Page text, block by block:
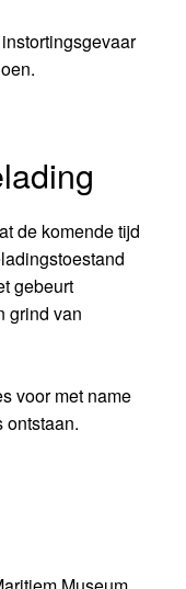
de komende tijd
gebeurt
grind van
voor met name
ontstaan.